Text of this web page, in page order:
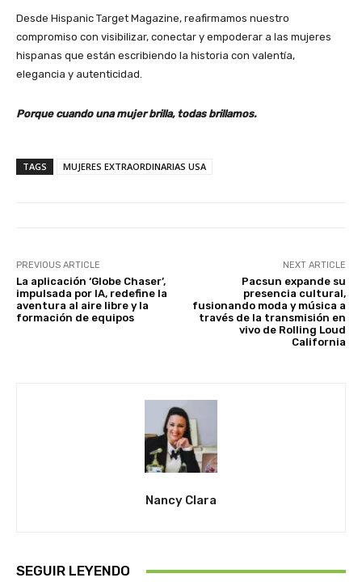
Desde Hispanic Target Magazine, reafirmamos nuestro
compromiso con visibilizar, conectar y empoderar a las mujeres
hispanas que están escribiendo la historia con valentía,
elegancia y autenticidad.
Porque cuando una mujer brilla, todas brillamos.
TAGS MUJERES EXTRAORDINARIAS USA
PREVIOUS ARTICLE
La aplicación ‘Globe Chaser’,
impulsada por IA, redefine la
aventura al aire libre y la
formación de equipos
NEXT ARTICLE
Pacsun expande su
presencia cultural,
fusionando moda y música a
través de la transmisión en
vivo de Rolling Loud
California
Nancy Clara
SEGUIR LEYENDO